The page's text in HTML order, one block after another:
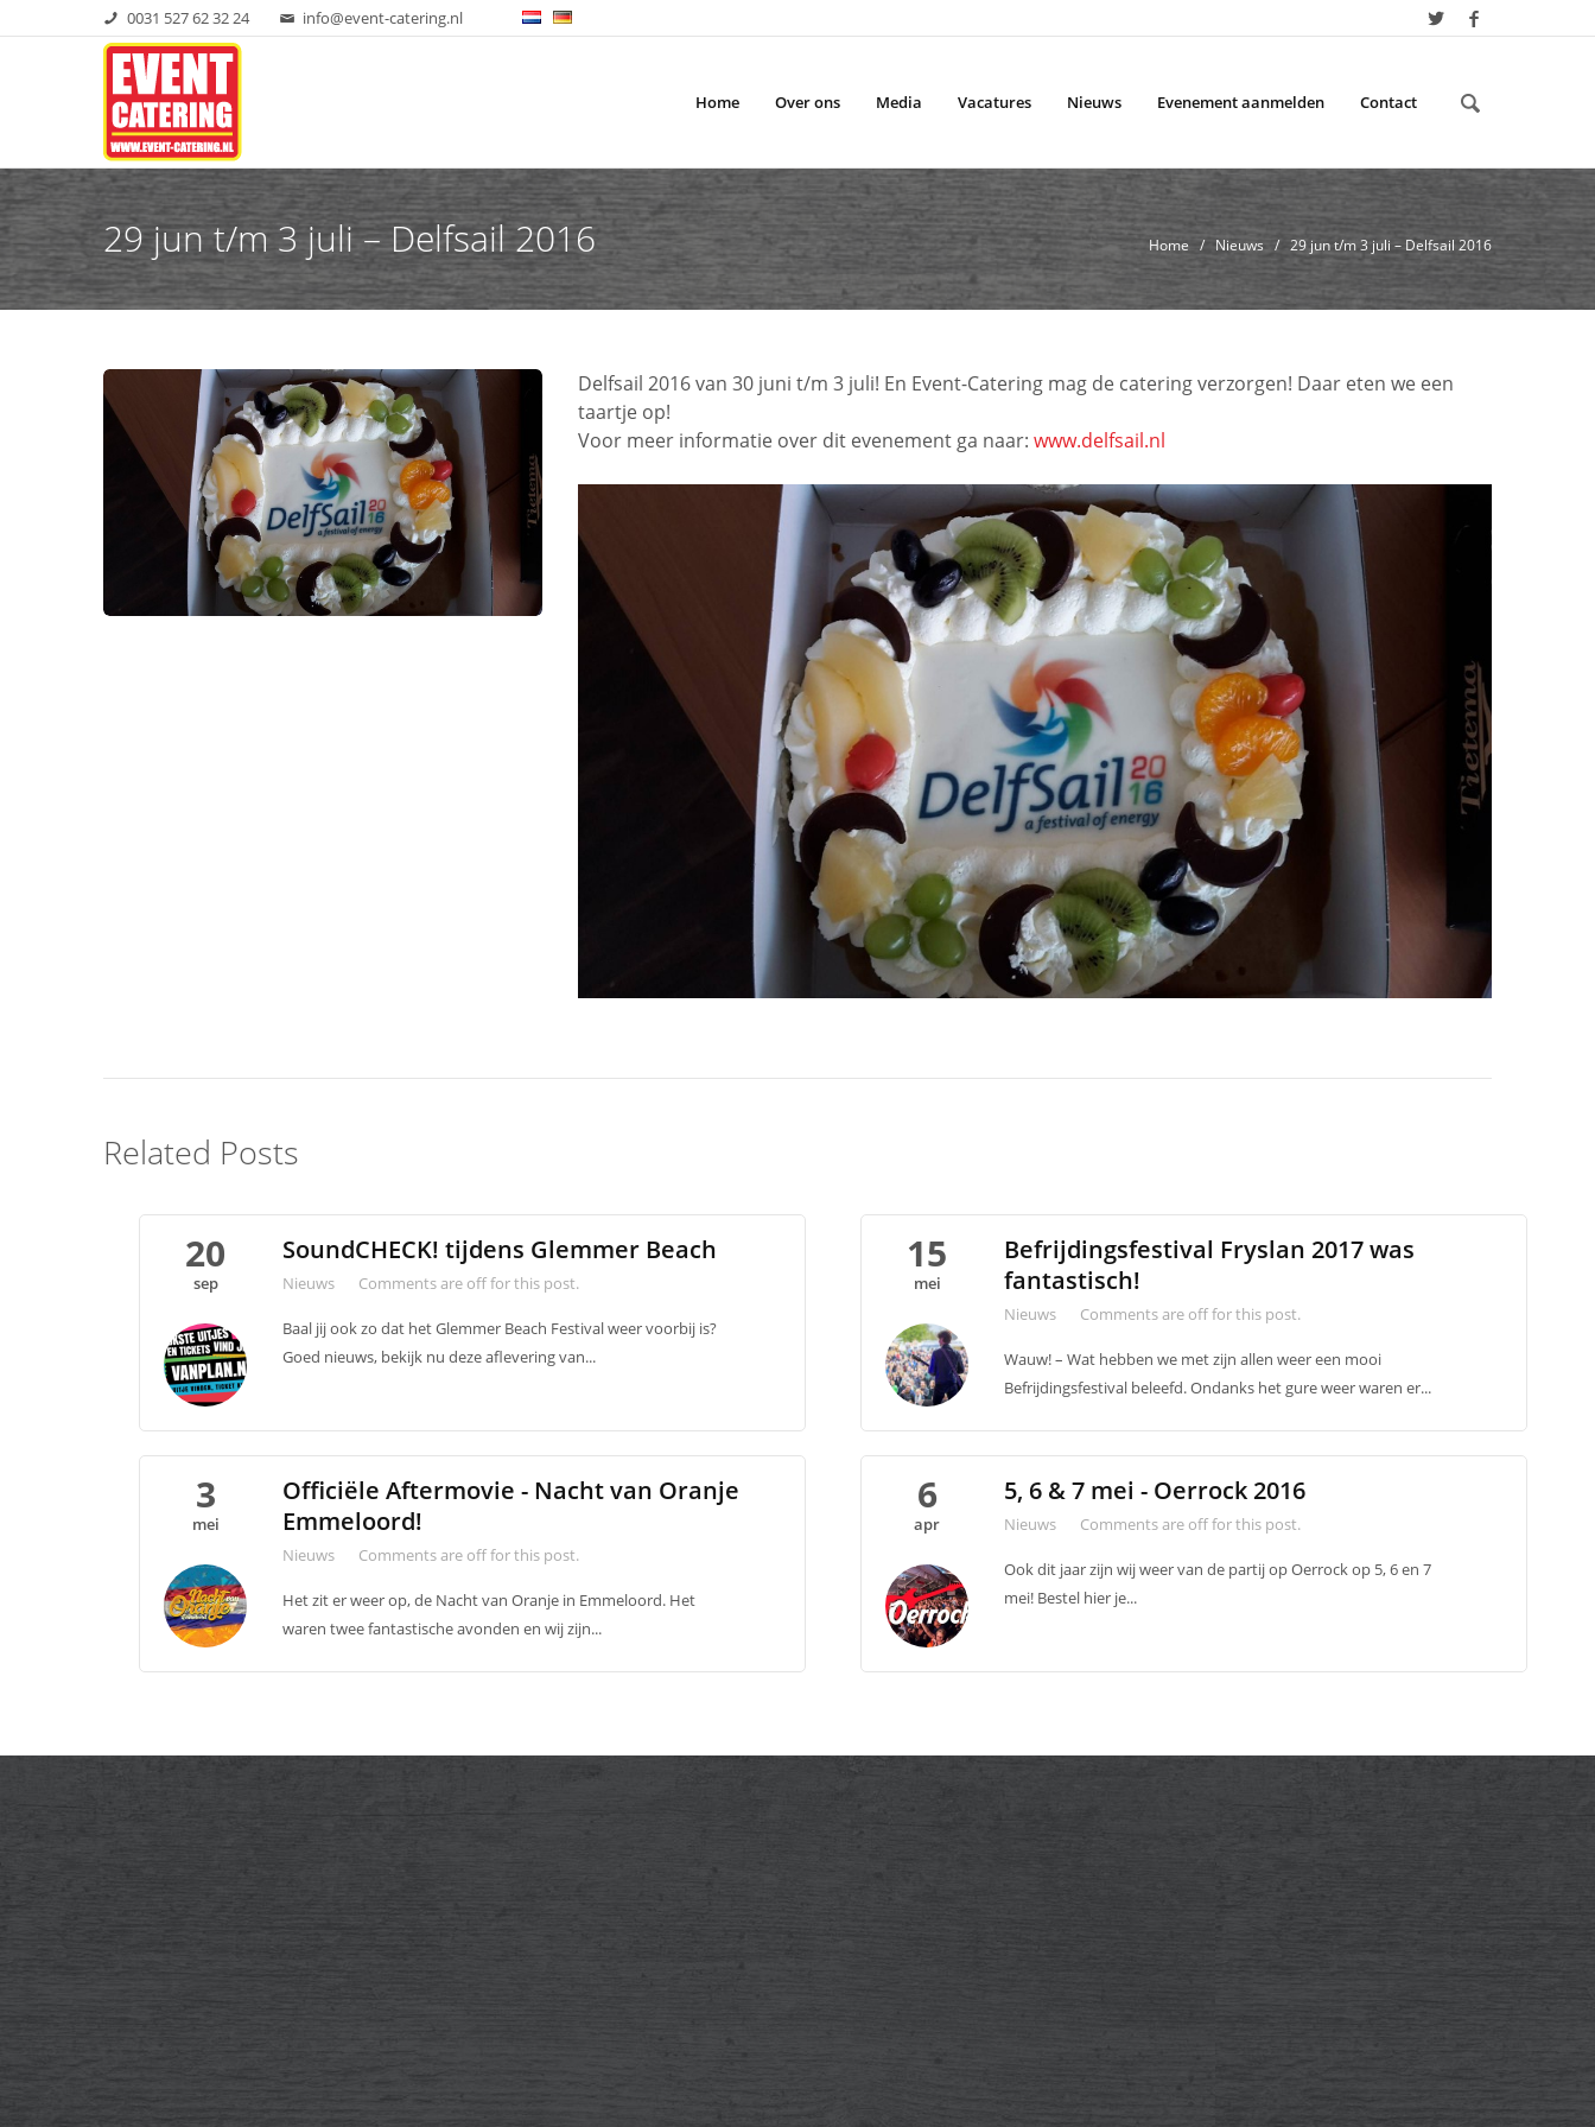
0031 527 62 32 24 info@event-catering.nl
Home Over ons Media Vacatures Nieuws Evenement aanmelden Contact
29 jun t/m 3 juli – Delfsail 2016 Home / Nieuws / 29 jun t/m 3 juli – Delfsail 2016
Delfsail 2016 van 30 juni t/m 3 juli! En Event-Catering mag de catering verzorgen! Daar eten we een
taartje op!
Voor meer informatie over dit evenement ga naar: www.delfsail.nl
Related Posts
20
sep
SoundCHECK! tijdens Glemmer Beach
Nieuws Comments are off for this post.
Baal jij ook zo dat het Glemmer Beach Festival weer voorbij is?
Goed nieuws, bekijk nu deze aflevering van...
15
mei
Befrijdingsfestival Fryslan 2017 was
fantastisch!
Nieuws Comments are off for this post.
Wauw! – Wat hebben we met zijn allen weer een mooi
Befrijdingsfestival beleefd. Ondanks het gure weer waren er...
3
mei
Officiële Aftermovie - Nacht van Oranje
Emmeloord!
Nieuws Comments are off for this post.
Het zit er weer op, de Nacht van Oranje in Emmeloord. Het
waren twee fantastische avonden en wij zijn...
6
apr
5, 6 & 7 mei - Oerrock 2016
Nieuws Comments are off for this post.
Ook dit jaar zijn wij weer van de partij op Oerrock op 5, 6 en 7
mei! Bestel hier je...
0031 527 62 32 24